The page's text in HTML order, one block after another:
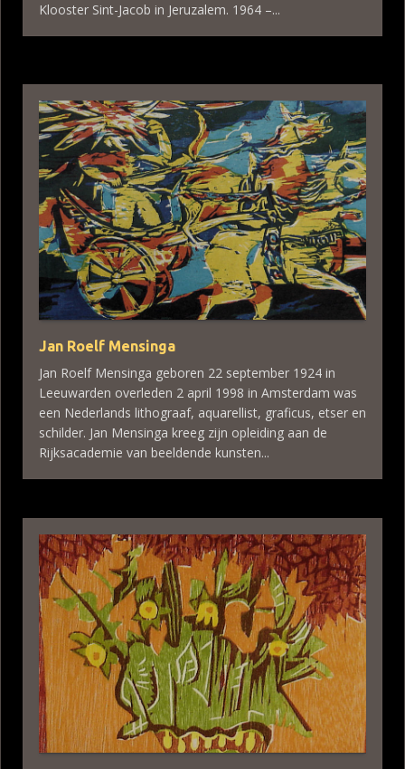
Klooster Sint-Jacob in Jeruzalem. 1964 –...
Jan Roelf Mensinga
Jan Roelf Mensinga geboren 22 september 1924 in
Leeuwarden overleden 2 april 1998 in Amsterdam was
een Nederlands lithograaf, aquarellist, graficus, etser en
schilder. Jan Mensinga kreeg zijn opleiding aan de
Rijksacademie van beeldende kunsten...